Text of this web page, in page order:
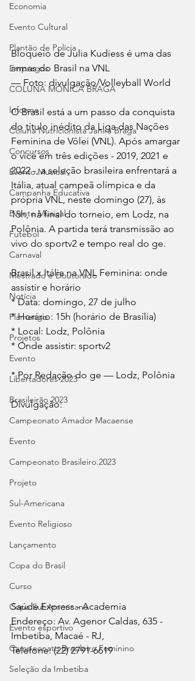
Economia
Evento Cultural
Plantão de Polícia
Empregos
COLUNA MÔNICA BRAGA
Informe
Coluna Nutricionista Janira Braga
Concursos
Evento Musical
Campanha Educativa
Evento Musical
Futebol
Carnaval
Mestrado e Doutorado
Notícia
Flamengo
Projetos
Evento
Libertadores 2023
Brasileirão 2023
Campeonato Amador Macaense
Evento
Campeonato Brasileiro.2023
Projeto
Sul-Americana
Evento Religioso
Lançamento
Copa do Brasil
Curso
Copa Sul-Americana
Evento esportivo
Campeonato Brasileiro Feminino
Seleção da Imbetiba
Bloqueio de Julia Kudiess é uma das
armas do Brasil na VNL
— Foto: divulgação/Volleyball World
O Brasil está a um passo da conquista
do título inédito da Liga das Nações
Feminina de Vôlei (VNL). Após amargar
o vice em três edições - 2019, 2021 e
2022 -, a seleção brasileira enfrentará a
Itália, atual campeã olímpica e da
própria VNL, neste domingo (27), às
15h, na final do torneio, em Lodz, na
Polônia. A partida terá transmissão ao
vivo do sportv2 e tempo real do ge.
Brasil x Itália na VNL Feminina: onde
assistir e horário
* Data: domingo, 27 de julho
* Horário: 15h (horário de Brasília)
* Local: Lodz, Polônia
* Onde assistir: sportv2
* Por Redação do ge — Lodz, Polônia
Divulgação:
Saúde Express - Academia
Endereço: Av. Agenor Caldas, 635 -
Imbetiba, Macaé - RJ,
Telefone: (22) 2791-6619